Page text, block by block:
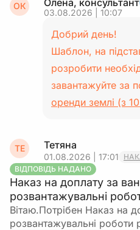
ОК Олена, консультант
03.08.2026 | 10:07
Добрий день!
Шаблон, на
розробити
завантажуйте за
оренди землі (з
ТЕ Тетяна
01.08.2026 | 17:01
ВІДПОВІДЬ НАДАНО
Наказ на доплату за
розвантажувальні
Вітаю.Потрібен Наказ на
розвантажувальні